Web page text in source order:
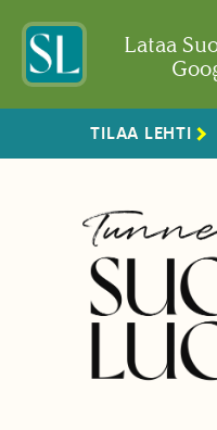
Lataa
TILAA LEHTI